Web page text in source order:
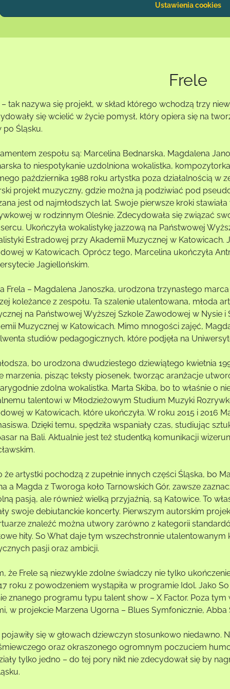
Ustawienia cookies
Frele
– tak nazywa się projekt, w skład którego wchodzą trzy
się wcielić w życie pomysł, który opiera się na
po Śląsku.
zespołu są: Marcelina Bednarska, Magdalena
to niespotykanie uzdolniona wokalistka,
października 1988 roku artystka poza działalnością w
projekt muzyczny, gdzie można ją podziwiać pod
jest od najmłodszych lat. Swoje pierwsze kroki
w rodzinnym Oleśnie. Zdecydowała się związać
Ukończyła wokalistykę jazzową na Państwowej
Estradowej przy Akademii Muzycznej w Katowicach.
w Katowicach. Oprócz tego, Marcelina ukończyła
Jagiellońskim.
Frela – Magdalena Janoszka, urodzona trzynastego
koleżance z zespołu. Ta szalenie utalentowana, młoda
na Państwowej Wyższej Szkole Zawodowej w Nysie
Muzycznej w Katowicach. Mimo mnogości zajęć,
studiów pedagogicznych, które podjęła na
bo urodzona dwudziestego dziewiątego kwietnia
marzenia, pisząc teksty piosenek, tworząc aranżacje
zdolna wokalistka. Marta Skiba, bo to właśnie o
talentowi w Młodzieżowym Studium Muzyki
w Katowicach, które ukończyła. W roku 2015 i 2016
Dzięki temu, spędziła wspaniały czas, studiując
na Bali. Aktualnie jest też studentką komunikacji
że artystki pochodzą z zupełnie innych części Śląska, bo
a Magda z Tworoga koło Tarnowskich Gór, zawsze
pasją, ale również wielką przyjaźnią, są Katowice. To
swoje debiutanckie koncerty. Pierwszym autorskim
znaleźć można utwory zarówno z kategorii
hity. So What daje tym wszechstronnie
pasji oraz ambicji.
że Frele są niezwykle zdolne świadczy nie tylko
roku z powodzeniem wystąpiła w programie Idol. Jako
znanego programu typu talent show – X Factor. Poza
w projekcie Marzena Ugorna – Blues Symfonicznie, Abba
pojawiły się w głowach dziewczyn stosunkowo niedawno.
oraz okraszonego ogromnym poczuciem
tylko jedno – do tej pory nikt nie zdecydował się by